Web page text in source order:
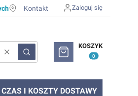
Kontakt Zaloguj się
WyczyśćSzukaj
Produkty w koszyku: 0.
KOSZYK
CZAS I KOSZTY DOSTAWY